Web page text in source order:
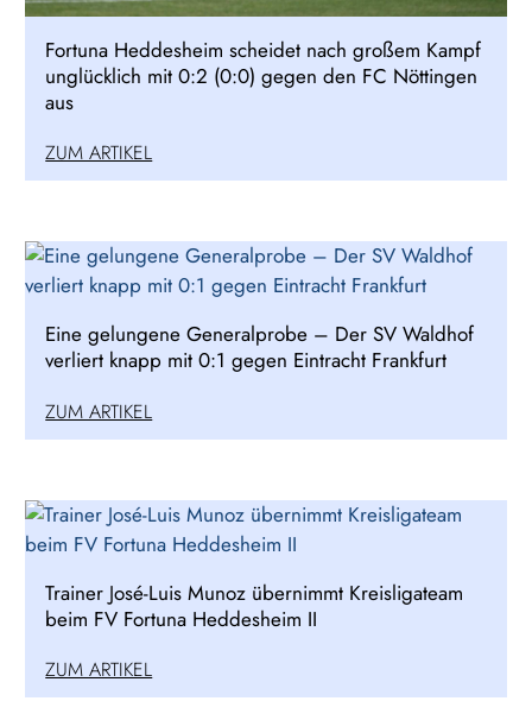
Fortuna Heddesheim scheidet nach großem Kampf
unglücklich mit 0:2 (0:0) gegen den FC Nöttingen
aus
ZUM ARTIKEL
Eine gelungene Generalprobe – Der SV Waldhof
verliert knapp mit 0:1 gegen Eintracht Frankfurt
ZUM ARTIKEL
Trainer José-Luis Munoz übernimmt Kreisligateam
beim FV Fortuna Heddesheim II
ZUM ARTIKEL